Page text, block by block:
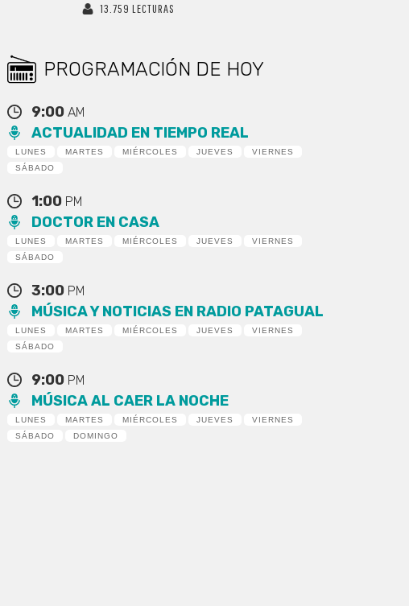
13.759 LECTURAS
PROGRAMACIÓN DE HOY
9:00AM
ACTUALIDAD EN TIEMPO REAL
LUNES MARTES MIÉRCOLES JUEVES
VIERNES
SÁBADO
1:00 PM
DOCTOR EN CASA
LUNES MARTES MIÉRCOLES JUEVES
VIERNES
SÁBADO
3:00 PM
MÚSICA Y NOTICIAS EN RADIO PATAGUAL
LUNES MARTES MIÉRCOLES JUEVES
VIERNES
SÁBADO
9:00 PM
MÚSICA AL CAER LA NOCHE
LUNES MARTES MIÉRCOLES JUEVES
VIERNES
SÁBADO
DOMINGO